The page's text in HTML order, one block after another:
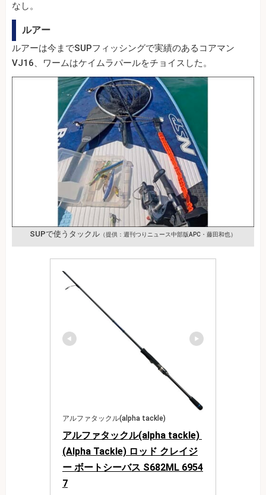
なし。
ルアー
ルアーは今までSUPフィッシングで実績のあるコアマン
VJ16、ワームはケイムラパールをチョイスした。
SUPで使うタックル （提供：週刊つりニュース中部版APC・藤田和也）
アルファタックル(alpha tackle)
アルファタックル(alpha tackle)
(Alpha Tackle) ロッド クレイジ
ー ボートシーバス S682ML 6954
7